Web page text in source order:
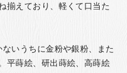
揃えており、軽くて口当た
いうちに金粉や銀粉、また
平蒔絵、研出蒔絵、高蒔絵